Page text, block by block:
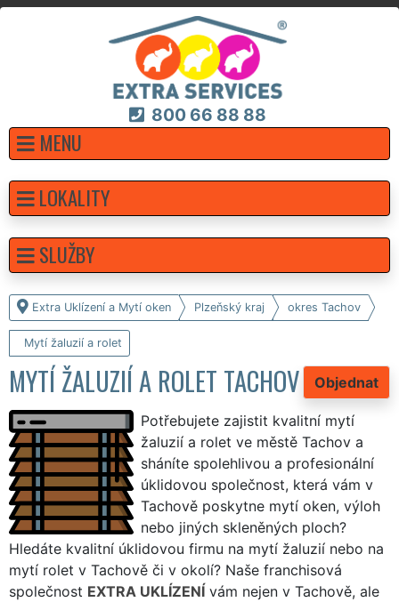
800 66 88 88
MENU
Extra Uklízení a Mytí oken Plzeňský kraj okres Tachov
Mytí žaluzií a rolet
Objednat
MYTÍ ŽALUZIÍ A ROLET TACHOV
Potřebujete zajistit kvalitní mytí
žaluzií a rolet ve městě Tachov a
sháníte spolehlivou a profesionální
úklidovou společnost, která vám v
Tachově poskytne mytí oken, výloh
nebo jiných skleněných ploch?
Hledáte kvalitní úklidovou firmu na mytí žaluzií nebo na
mytí rolet v Tachově či v okolí? Naše franchisová
společnost EXTRA UKLÍZENÍ vám nejen v Tachově, ale
LOKALITY
SLUŽBY